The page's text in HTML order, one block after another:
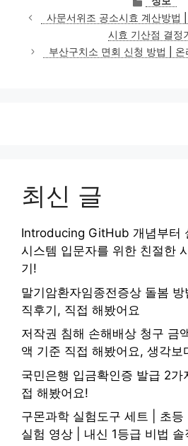
테
고
리
사문서위조 공소시효 계산방법
시효 기산점 결정
부산구치소 면회 신청 방법 |
최신 글
Introducing GitHub 개념부터
시스템 입문자를 위한 친절한
기!
말기암환자임종전증상 돌봄
직후기, 직접 해봤어요
저작권 침해 손해배상 청구 금
액 기준 직접 해봤어요, 생각보
국민은행 입금확인증 발급 2가
접 해봤어요!
구몬과학 실험도구 세트 | 초
실험 영상 | 내신 1등급 비법